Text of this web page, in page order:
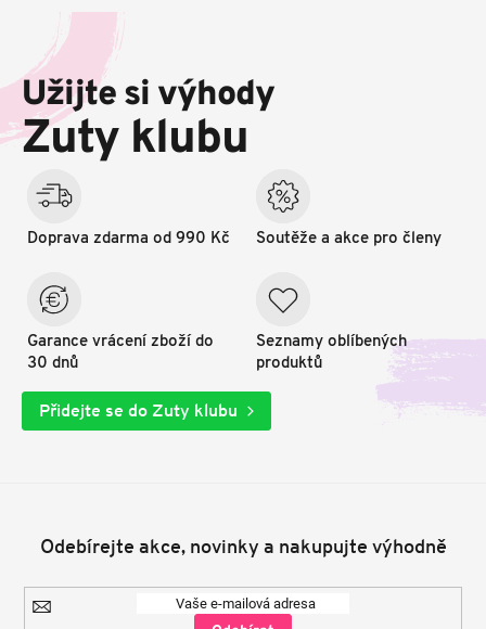
a
í
Užijte si výhody
Zuty klubu
Doprava zdarma od 990 Kč
Garance vrácení zboží do
30 dnů
Soutěže a akce pro členy
Seznamy oblíbených
produktů
Přidejte se do Zuty klubu
Odebírejte akce, novinky a nakupujte výhodně